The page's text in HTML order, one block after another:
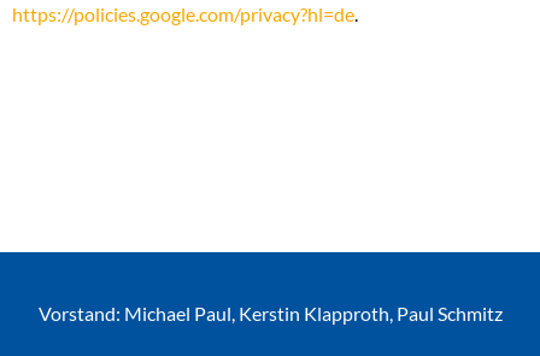
https://policies.google.com/privacy?hl=de.
Vorstand: Michael Paul, Kerstin Klapproth, Paul Schmitz